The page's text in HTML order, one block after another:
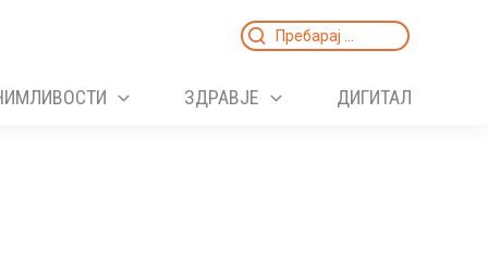
Search
ЗДРАВЈЕ ДИГИТАЛ